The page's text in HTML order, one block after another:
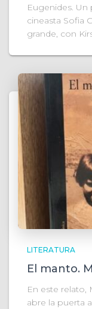
Eugenides. Un
cineasta Sofia
grande, con
LITERATURA
El manto.
En este relato,
abre la puerta